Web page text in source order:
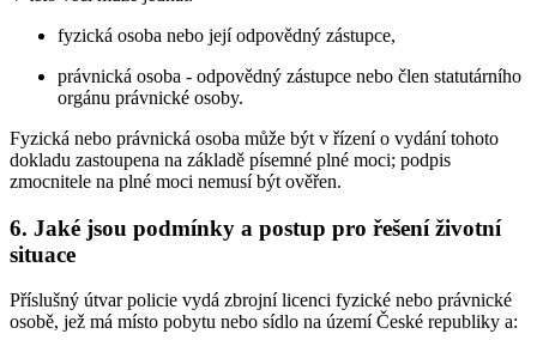
fyzická osoba nebo její odpovědný zástupce,
právnická osoba - odpovědný zástupce nebo člen statutárního
orgánu právnické osoby.
Fyzická nebo právnická osoba může být v řízení o vydání tohoto
dokladu zastoupena na základě písemné plné moci; podpis
zmocnitele na plné moci nemusí být ověřen.
6. Jaké jsou podmínky a postup pro řešení životní
situace
Příslušný útvar policie vydá zbrojní licenci fyzické nebo právnické
osobě, jež má místo pobytu nebo sídlo na území České republiky a: